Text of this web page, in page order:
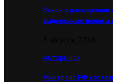
Закон о расширении
выделенные полосы
Авторынок
Минтранс РФ